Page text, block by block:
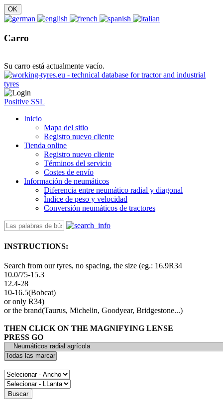
Carro
Su carro está actualmente vacío.
Positive SSL
Inicio
Mapa del sitio
Registro nuevo cliente
Tienda online
Registro nuevo cliente
Términos del servicio
Costes de envío
Información de neumáticos
Diferencia entre neumático radial y diagonal
Índice de peso y velocidad
Conversión neumáticos de tractores
INSTRUCTIONS:
Search from our tyres, no spacing, the size (eg.: 16.9R34
10.0/75-15.3
12.4-28
10-16.5(Bobcat)
or only R34)
or the brand(Taurus, Michelin, Goodyear, Bridgestone...)
THEN CLICK ON THE MAGNIFYING LENSE
PRESS GO